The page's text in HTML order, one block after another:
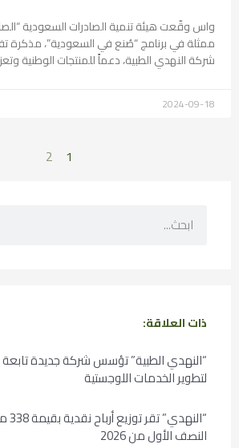
واس وقّعت هيئة تنمية الصادرات السعودية
ممثلة في برنامج “صُنع في السعودية”، مذكرة
شركة النهدي الطبية، دعماً للمنتجات الوطنية
2024-09-18
1
2
ذات العلاقة:
“النهدي الطبية” تؤسس شركة جديدة
لتطوير الخدمات اللوجستية
النصف الأول من 2026